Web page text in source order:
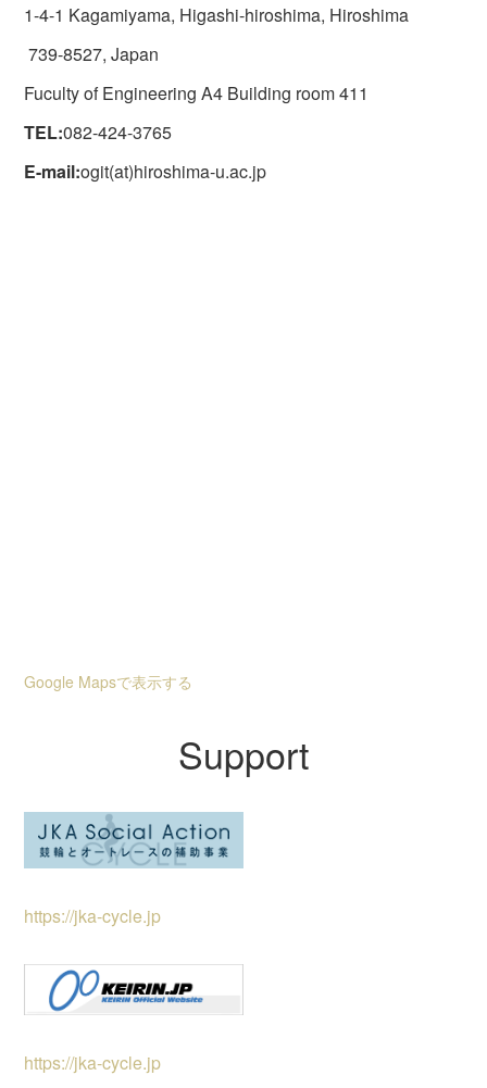
1-4-1 Kagamiyama, Higashi-hiroshima, Hiroshima
739-8527, Japan
Fuculty of Engineering A4 Building room 411
TEL:082-424-3765
E-mail:ogit(at)hiroshima-u.ac.jp
Google Mapsで表示する
Support
https://jka-cycle.jp
https://jka-cycle.jp